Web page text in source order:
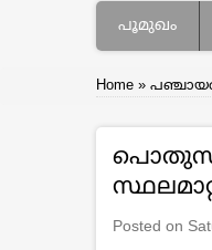
Main
navigation
പൂമുഖം
Home
Posted on